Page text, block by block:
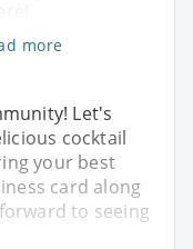
more
Let's
cocktail
your best
card along
to seeing